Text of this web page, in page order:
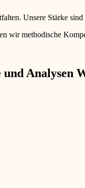
Unsere Stärke sind
wir methodische
Analysen